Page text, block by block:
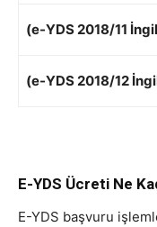
(e-YDS 2018/11
(e-YDS 2018/12
E-YDS Ücreti Ne
E-YDS başvuru